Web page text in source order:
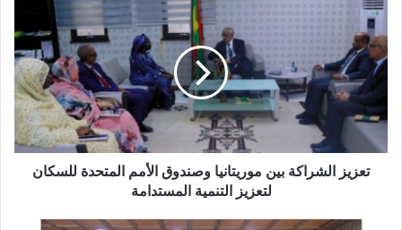
تعزيز الشراكة بين موريتانيا وصندوق الأمم المتحدة للسكان
لتعزيز التنمية المستدامة